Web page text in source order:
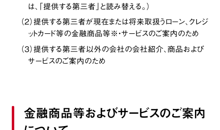
は、「提供する第三者」と読み替える。）
（２）提供する第三者が現在または将来取扱うローン、クレジ
ットカード等の金融商品等※・サービスのご案内のため
（３）提供する第三者以外の会社の会社紹介、商品および
サービスのご案内のため
金融商品等およびサービスのご案内